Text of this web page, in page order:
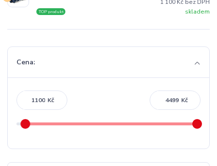
skladem
TOP produkt
1 100 Kč bez DPH
Cena:
Kč Kč